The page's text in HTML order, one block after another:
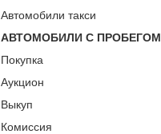
Автомобили такси
АВТОМОБИЛИ С ПРОБЕГОМ
Покупка
Аукцион
Выкуп
Комиссия